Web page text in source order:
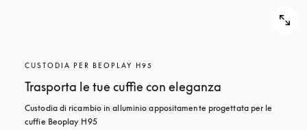
CUSTODIA PER BEOPLAY H95
Trasporta le tue cuffie con eleganza
Custodia di ricambio in alluminio appositamente progettata per le
cuffie Beoplay H95